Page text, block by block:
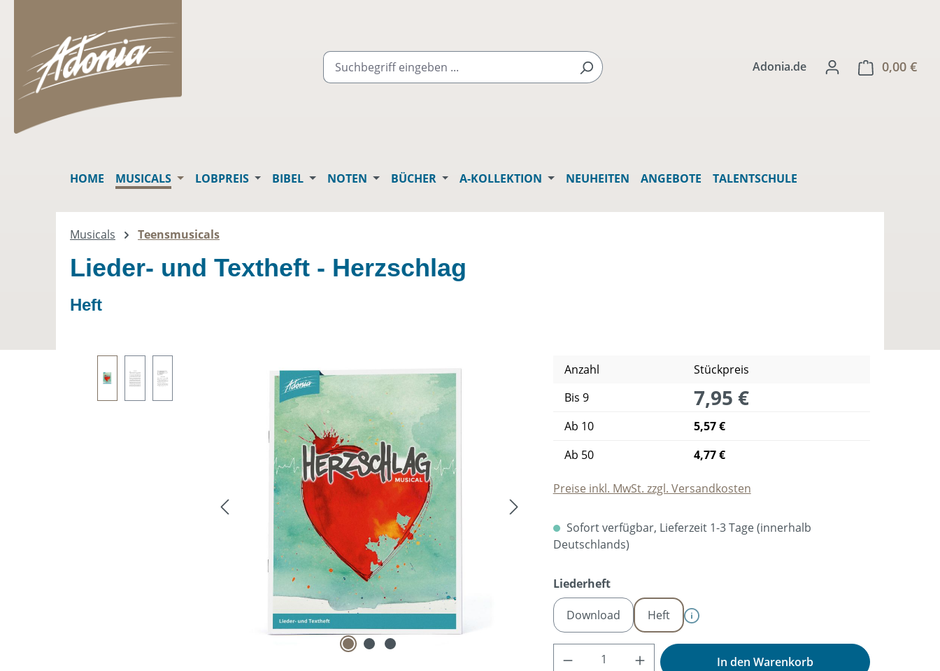
Adonia.de 0,00 €
HOME MUSICALS LOBPREIS BIBEL NOTEN BÜCHER A-KOLLEKTION NEUHEITEN ANGEBOTE TALENTSCHULE
Musicals Teensmusicals
Lieder- und Textheft - Herzschlag
Heft
Anzahl
Stückpreis
Bis 9 7,95 €
Ab 10
5,57 €
Ab 50 4,77 €
Preise inkl. MwSt. zzgl. Versandkosten
Sofort verfügbar, Lieferzeit 1-3 Tage (innerhalb
Deutschlands)
Liederheftauswählen
Download Heft
Produkt Anzahl: Gib den gewünschten Wert ein
In den Warenkorb